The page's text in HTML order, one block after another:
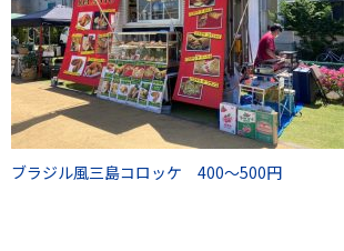
ブラジル風三島コロッケ 400～500円